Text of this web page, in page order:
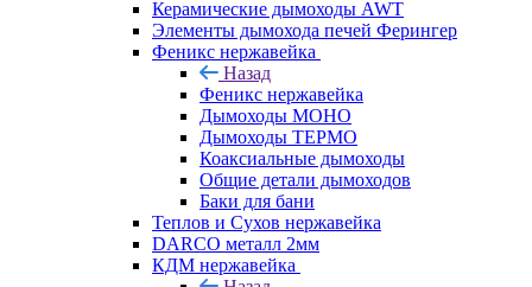
Керамические дымоходы AWT
Элементы дымохода печей Ферингер
Феникс нержавейка
Назад
Феникс нержавейка
Дымоходы МОНО
Дымоходы ТЕРМО
Коаксиальные дымоходы
Общие детали дымоходов
Баки для бани
Теплов и Сухов нержавейка
DARCO металл 2мм
КДМ нержавейка